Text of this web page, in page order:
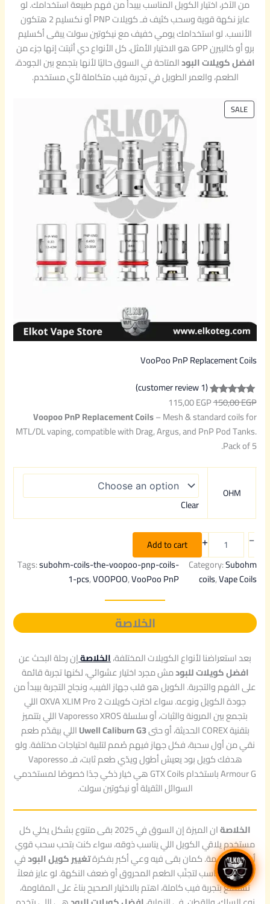
من الآخر، اختيار الكويل المناسب بيبدأ من فهم طبيعة استخدامك. لو
عايز نكهة قوية وسحب كثيف فـ كويلات PNP أو نكسليم 2 هتكون
الأنسب. لو استخدامك يومي خفيف مع نيكوتين سولت يبقى أكسليم
برو أو كالبيرن GPP هو الاختيار الأمثل. كل الأنواع دي أثبتت إنها جزء من
افضل كويلات البودالمتاحة في السوق حاليًا لأنها بتجمع بين الجودة،
الطعم، والعمر الطويل في تجربة فيب متكاملة لأي مستخدم.
SALE
P
R
C
T
O
S
L
E
VooPoo PnP Replacement Coils
Rated5.00
out of 5
based on
1
customer
(1 customer review)
150,00EGP
115,00EGP
Voopoo PnP Replacement Coils– Mesh & standard coils for
MTL/DL vaping, compatible with Drag, Argus, and PnP Pod Tanks.
Pack of 5.
OHM
Clear
–
+
Add to cart
Category:Subohm
coils, Vape Coils
Tags:subohm-coils-the-voopoo-pnp-coils-
1-pcs, VOOPOO, VooPoo PnP
الخلاصة
بعد استعراضنا لأنواع الكويلات المختلفة،الخلاصةإن رحلة البحث عن
افضل كويلات للبودمش مجرد اختيار عشوائي، لكنها تجربة قائمة
على الفهم والتجربة. الكويل هو قلب جهاز الفيب، ونجاح التجربة بيبدأ من
جودة الكويل ونوعه. سواء اخترت كويلات OXVA XLIM Pro 2 اللي
بتجمع بين المرونة والثبات، أو سلسلة Vaporesso XROS اللي بتتميز
بتقنية COREX الحديثة، أو حتى
Uwell Caliburn G3اللي بيقدّم طعم
نقي من أول سحبة، فكل جهاز فيهم صُمم لتلبية احتياجات مختلفة. ولو
هدفك كويل بود يعيش أطول ويدّي طعم ثابت، فـ Vaporesso
Armour G باستخدام GTX Coils هي خيار ذكي جدًا خصوصًا لمستخدمي
السوائل الثقيلة أو نيكوتين سولت.
الخلاصة
ان الميزة إن السوق في 2025 بقى متنوع بشكل يخلي كل
مستخدم يلاقي الكويل اللي يناسب ذوقه، سواء كنت بتحب سحب قوي
أو تجربة ناعمة. كمان بقى فيه وعي أكبر بفكرةتغيير كويل البودفي
الوقت المناسب لتجنّب الطعم المحروق أو ضعف النكهة. لو عايز فعلاً
تستمتع بتجربة فيب كاملة، اهتم بالاختيار الصحيح بناءً على المقاومة،